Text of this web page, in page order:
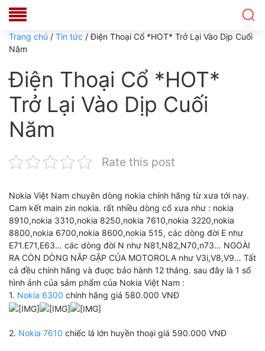
Trang chủ / Tin tức / Điện Thoại Cổ *HOT* Trở Lại Vào Dịp Cuối
Năm
Điện Thoại Cổ *HOT*
Trở Lại Vào Dịp Cuối
Năm
Rate this post
Nokia Việt Nam chuyên dòng nokia chính hãng từ xưa tới nay.
Cam kết main zin nokia. rất nhiều dòng cổ xưa như : nokia
8910,nokia 3310,nokia 8250,nokia 7610,nokia 3220,nokia
8800,nokia 6700,nokia 8600,nokia 515, các dòng đời E như
E71.E71,E63… các dòng đời N như N81,N82,N70,n73… NGOÀI
RA CÒN DÒNG NẮP GẬP CỦA MOTOROLA như V3i,V8,V9… Tất
cả đều chính hãng và đuợc bảo hành 12 tháng. sau đây là 1 số
hình ảnh của sảm phẩm của Nokia Việt Nam :
1. Nokia 6300 chính hãng giá 580.000 VNĐ
2. Nokia 7610 chiếc lá lớn huyền thoại giá 590.000 VNĐ